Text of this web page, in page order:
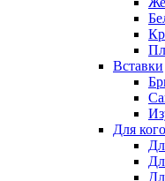
Вставки
Для кого